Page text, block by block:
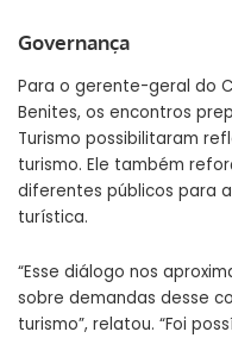
Governança
Para o gerente-geral do
Benites, os encontros
Turismo possibilitaram
turismo. Ele também
diferentes públicos para
turística.
“Esse diálogo nos
sobre demandas desse
turismo”, relatou. “Foi